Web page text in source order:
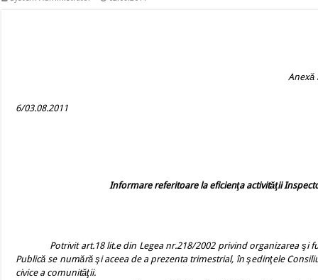
Anexă
6/03.08.2011
Informare referitoare la eficienţa activităţii
Potrivit art.18 lit.e din Legea nr.218/2002 privind organizarea
Publică se numără şi aceea de a prezenta trimestrial, în şedinţele
civice a comunităţii.